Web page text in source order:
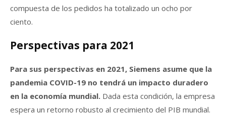
compuesta de los pedidos ha totalizado un ocho por
ciento.
Perspectivas para 2021
Para sus perspectivas en 2021, Siemens asume que la
pandemia COVID-19 no tendrá un impacto duradero
en la economía mundial. Dada esta condición, la empresa
espera un retorno robusto al crecimiento del PIB mundial.